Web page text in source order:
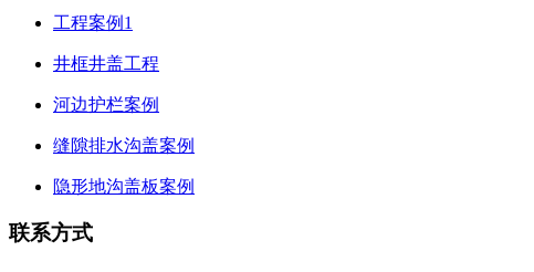
工程案例1
井框井盖工程
河边护栏案例
缝隙排水沟盖案例
隐形地沟盖板案例
联系方式